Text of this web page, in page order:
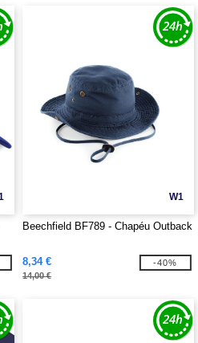
W1
Beechfield BF789 - Chapéu Outback
8,34 €
14,00 €
-40%